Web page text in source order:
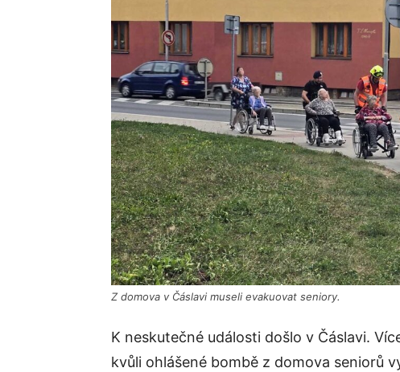
Z domova v Čáslavi museli evakuovat seniory.
K neskutečné události došlo v Čáslavi.
kvůli ohlášené bombě z domova seniorů